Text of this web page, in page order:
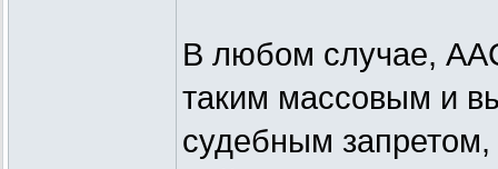
В любом случае,
таким массовым и
судебным